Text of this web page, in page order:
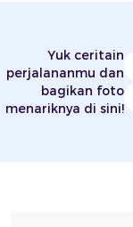
Yuk ceritain
perjalananmu dan
bagikan foto
menariknya di sini!